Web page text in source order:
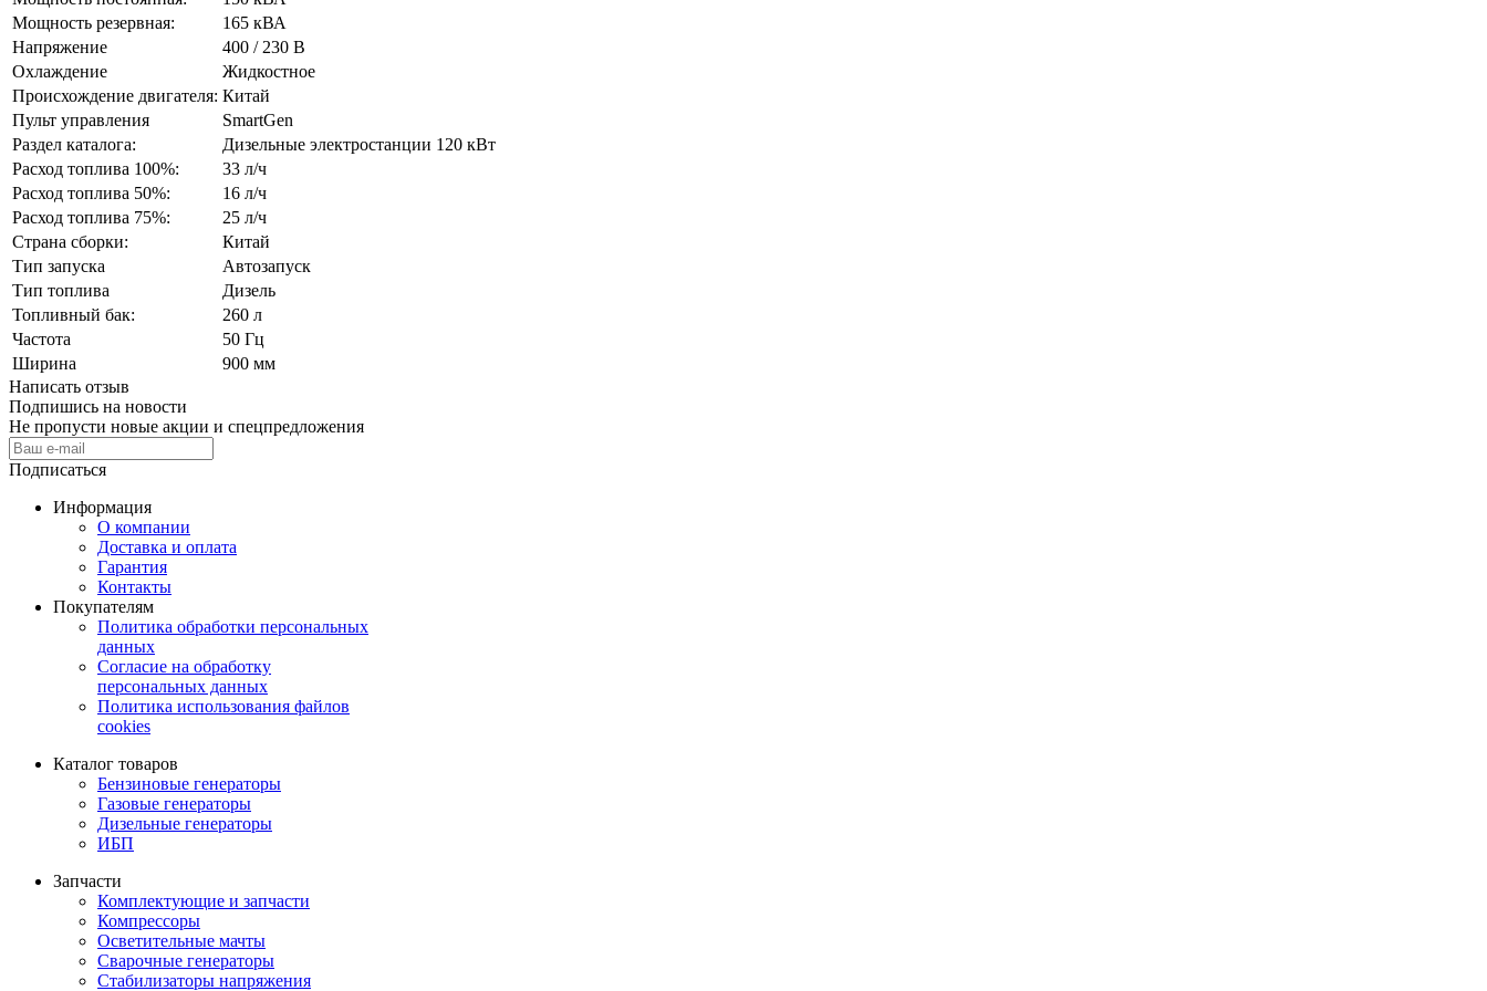
Мощность резервная:
165 кВА
Напряжение
400 / 230 В
Охлаждение
Жидкостное
Происхождение двигателя: Китай
Пульт управления
SmartGen
Раздел каталога:
Дизельные электростанции 120 кВт
Расход топлива 100%:
33 л/ч
Расход топлива 50%:
16 л/ч
Расход топлива 75%:
25 л/ч
Страна сборки:
Китай
Тип запуска
Автозапуск
Тип топлива
Дизель
Топливный бак:
260 л
Частота
50 Гц
Ширина
900 мм
Написать отзыв
Подпишись на новости
Не пропусти новые акции и спецпредложения
Подписаться
Информация
О компании
Доставка и оплата
Гарантия
Контакты
Покупателям
Политика обработки персональных
данных
Согласие на обработку
персональных данных
Политика использования файлов
cookies
Каталог товаров
Бензиновые генераторы
Газовые генераторы
Дизельные генераторы
ИБП
Запчасти
Комплектующие и запчасти
Компрессоры
Осветительные мачты
Сварочные генераторы
Стабилизаторы напряжения